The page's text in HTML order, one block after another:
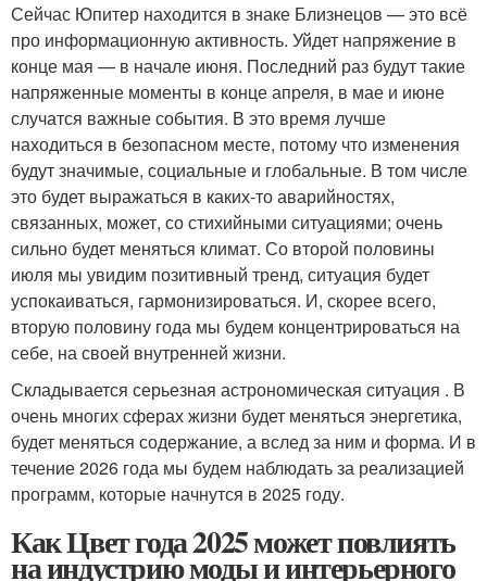
Сейчас Юпитер находится в знаке Близнецов — это всё
про информационную активность. Уйдет напряжение в
конце мая — в начале июня. Последний раз будут такие
напряженные моменты в конце апреля, в мае и июне
случатся важные события. В это время лучше
находиться в безопасном месте, потому что изменения
будут значимые, социальные и глобальные. В том числе
это будет выражаться в каких-то аварийностях,
связанных, может, со стихийными ситуациями; очень
сильно будет меняться климат. Со второй половины
июля мы увидим позитивный тренд, ситуация будет
успокаиваться, гармонизироваться. И, скорее всего,
вторую половину года мы будем концентрироваться на
себе, на своей внутренней жизни.
Складывается серьезная астрономическая ситуация . В
очень многих сферах жизни будет меняться энергетика,
будет меняться содержание, а вслед за ним и форма. И в
течение 2026 года мы будем наблюдать за реализацией
программ, которые начнутся в 2025 году.
Как Цвет года 2025 может повлиять
на индустрию моды и интерьерного